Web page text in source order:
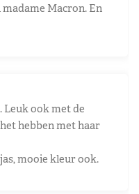
Macron. En
ook met de
hebben met haar
mooie kleur ook.